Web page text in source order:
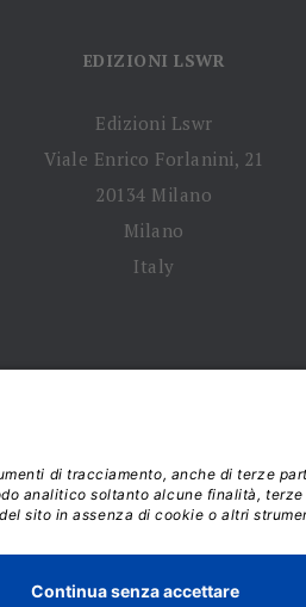
EDIZIONI LSWR
Edizioni Lswr
Viale Enrico Forlanini, 21
20134 Milano
Milano
Italy
| C.F. 01107460337
dei Dati: dpo@lswr.it
20134 Milano (MI)